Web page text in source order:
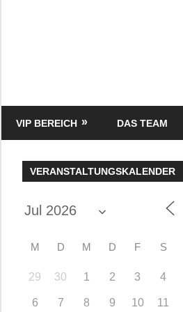
Media
VIP BEREICH DAS TEAM
VERANSTALTUNGSKALENDER
M D M D F S
29 30 1 2 3 4
6 7 8 9 10 11